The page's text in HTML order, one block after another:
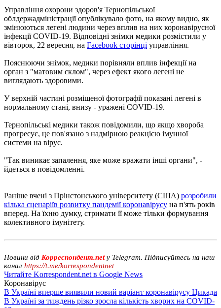
Управління охорони здоров'я Тернопільської
облдержадміністрації опублікувало фото, на якому видно, як
змінюються легені людини через вплив на них коронавірусної
інфекції COVID-19. Відповідні знімки медики розмістили у
вівторок, 22 вересня, на Facebook сторінці управління.
Пояснюючи знімок, медики порівняли вплив інфекції на
орган з "матовим склом", через ефект якого легені не
виглядають здоровими.
У верхній частині розміщеної фотографії показані легені в
нормальному стані, внизу - уражені COVID-19.
Тернопільські медики також повідомили, що якщо хвороба
прогресує, це пов'язано з надмірною реакцією імунної
системи на вірус.
"Так виникає запалення, яке може вражати інші органи", -
йдеться в повідомленні.
Раніше вчені з Прінстонського університету (США) розробили
кілька сценаріїв розвитку пандемії коронавірусу на п'ять років
вперед. На їхню думку, стримати її може тільки формування
колективного імунітету.
Новини від Корреспондент.netу Telegram. Підписуйтесь на наш
канал https://t.me/korrespondentnet
Читайте Korrespondent.net в Google News
Коронавірус
В Україні вперше виявили новий варіант коронавірусу Цикада
В Україні за тиждень різко зросла кількість хворих на COVID-